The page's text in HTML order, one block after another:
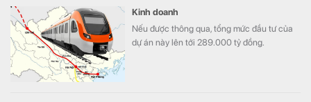
Kinh doanh
Nếu được thông qua, tổng mức đầu tư của
dự án này lên tới 289.000 tỷ đồng.